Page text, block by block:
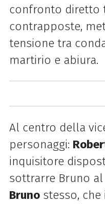
confronto diretto
contrapposte,
tensione tra
martirio e abiura.
Al centro della
personaggi:
inquisitore
sottrarre Bruno al
Brunostesso, che